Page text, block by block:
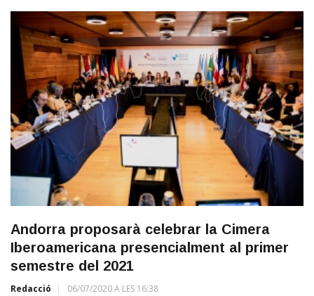
Andorra proposarà celebrar la Cimera
Iberoamericana presencialment al primer
semestre del 2021
Redacció 06/07/2020 A LES 16:38